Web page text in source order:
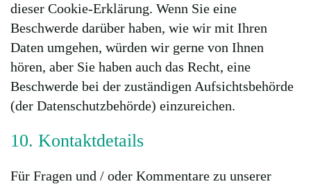
dieser Cookie-Erklärung. Wenn Sie eine
Beschwerde darüber haben, wie wir mit Ihren
Daten umgehen, würden wir gerne von Ihnen
hören, aber Sie haben auch das Recht, eine
Beschwerde bei der zuständigen Aufsichtsbehörde
(der Datenschutzbehörde) einzureichen.
10. Kontaktdetails
Für Fragen und / oder Kommentare zu unserer